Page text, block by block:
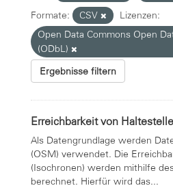
Formate:
CSV
Lizenzen:
Open Data Commons Open
(ODbL)
Ergebnisse filtern
Erreichbarkeit von
Als Datengrundlage werden
(OSM) verwendet. Die
(Isochronen) werden mithilfe
berechnet. Hierfür wird das...